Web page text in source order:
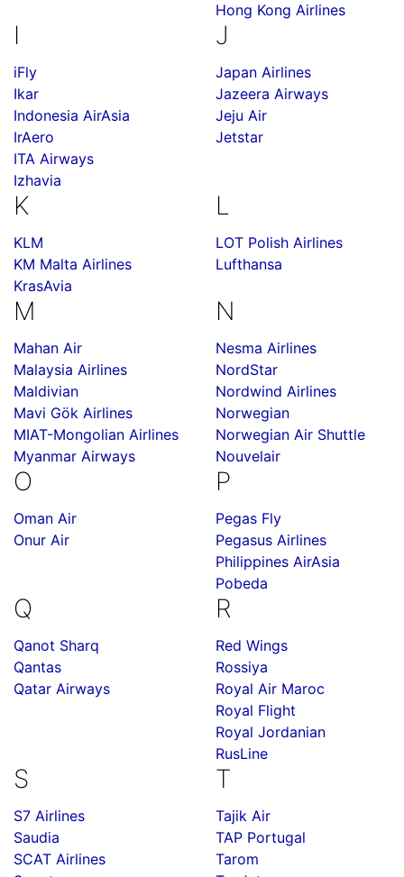
Hong Kong Airlines
I
iFly
Ikar
Indonesia AirAsia
IrAero
ITA Airways
Izhavia
J
Japan Airlines
Jazeera Airways
Jeju Air
Jetstar
K
KLM
KM Malta Airlines
KrasAvia
L
LOT Polish Airlines
Lufthansa
M
Mahan Air
Malaysia Airlines
Maldivian
Mavi Gök Airlines
MIAT-Mongolian Airlines
Myanmar Airways
N
Nesma Airlines
NordStar
Nordwind Airlines
Norwegian
Norwegian Air Shuttle
Nouvelair
O
Oman Air
Onur Air
P
Pegas Fly
Pegasus Airlines
Philippines AirAsia
Pobeda
Q
Qanot Sharq
Qantas
Qatar Airways
R
Red Wings
Rossiya
Royal Air Maroc
Royal Flight
Royal Jordanian
RusLine
S
S7 Airlines
Saudia
SCAT Airlines
T
Tajik Air
TAP Portugal
Tarom